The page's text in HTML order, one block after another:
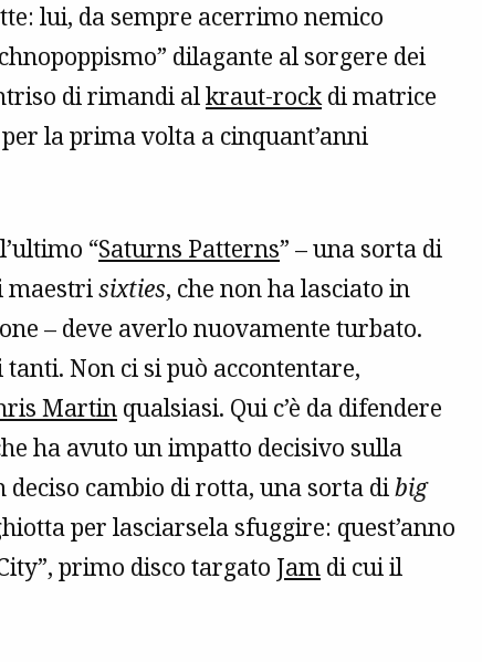
lui, da sempre acerrimo nemico
dilagante al sorgere dei
di rimandi alkraut-rockdi matrice
la prima volta a cinquant’anni
“Saturns Patterns” – una sorta di
maestrisixties, che non ha lasciato in
– deve averlo nuovamente turbato.
Non ci si può accontentare,
Martin qualsiasi. Qui c’è da difendere
ha avuto un impatto decisivo sulla
cambio di rotta, una sorta dibig
per lasciarsela sfuggire: quest’anno
primo disco targato Jam di cui il